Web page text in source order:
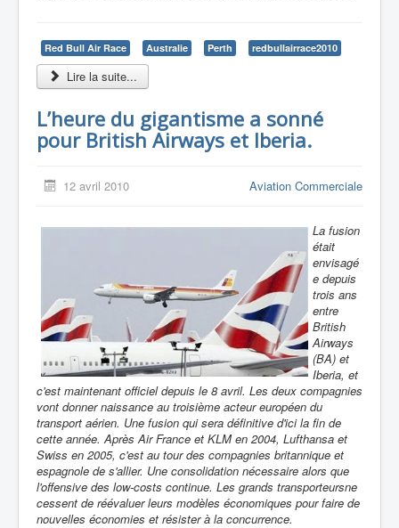
Red Bull Air Race Australie Perth redbullairrace2010
Lire la suite...
L’heure du gigantisme a sonné
pour British Airways et Iberia.
12 avril 2010 Aviation Commerciale
La fusion
était
envisagé
e depuis
trois ans
entre
British
Airways
(BA) et
Iberia, et
c'est maintenant officiel depuis le 8 avril. Les deux compagnies
vont donner naissance au troisième acteur européen du
transport aérien. Une fusion qui sera définitive d'ici la fin de
cette année. Après Air France et KLM en 2004, Lufthansa et
Swiss en 2005, c'est au tour des compagnies britannique et
espagnole de s'allier. Une consolidation nécessaire alors que
l'offensive des low-costs continue. Les grands transporteursne
cessent de réévaluer leurs modèles économiques pour faire de
nouvelles économies et résister à la concurrence.